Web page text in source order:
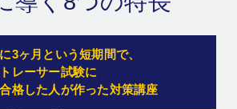
3ヶ月という短期間で、
レーサー試験に
格した人が作った対策講座